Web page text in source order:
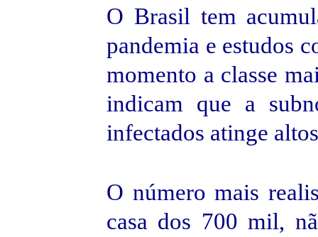
O Brasil tem
pandemia e estudos
momento a classe
indicam que a
infectados atinge
O número mais
casa dos 700 mil,